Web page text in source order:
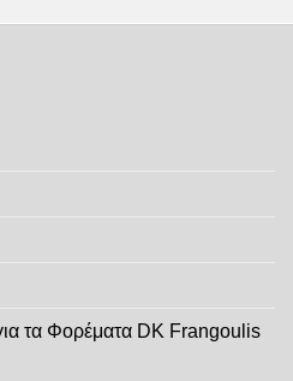
τα Φορέματα DK Frangoulis